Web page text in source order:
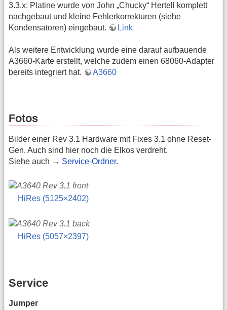
3.3.x: Platine wurde von John „Chucky“ Hertell komplett
nachgebaut und kleine Fehlerkorrekturen (siehe
Kondensatoren) eingebaut.
Link
Als weitere Entwicklung wurde eine darauf aufbauende
A3660-Karte erstellt, welche zudem einen 68060-Adapter
bereits integriert hat.
A3660
Fotos
Bilder einer Rev 3.1 Hardware mit Fixes 3.1 ohne Reset-
Gen. Auch sind hier noch die Elkos verdreht.
Siehe auch → Service-Ordner.
HiRes (5125×2402)
HiRes (5057×2397)
Service
Jumper